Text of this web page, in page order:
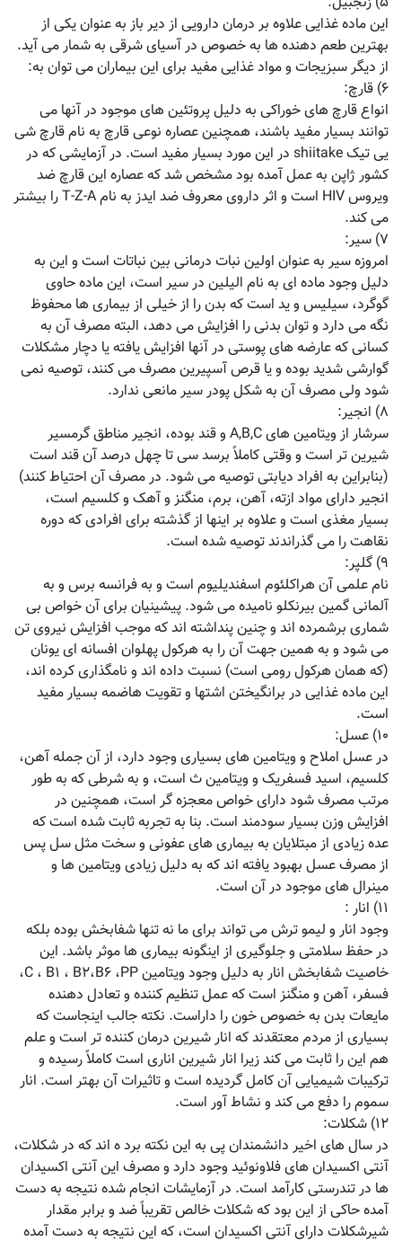
این ماده غذایی علاوه بر درمان دارویی از دیر باز به عنوان یکی از
بهترین طعم دهنده ها به خصوص در آسیای شرقی به شمار می آید.
از دیگر سبزیجات و مواد غذایی مفید برای این بیماران می توان به:
۶) قارچ:
انواع قارچ های خوراکی به دلیل پروتئین های موجود در آنها می
توانند بسیار مفید باشند، همچنین عصاره نوعی قارچ به نام قارچ شی
یی تیک shiitake در این مورد بسیار مفید است. در آزمایشی که در
کشور ژاپن به عمل آمده بود مشخص شد که عصاره این قارچ ضد
ویروس HIV است و اثر داروی معروف ضد ایدز به نام T-Z-A را بیشتر
می کند.
۷) سیر:
امروزه سیر به عنوان اولین نبات درمانی بین نباتات است و این به
دلیل وجود ماده ای به نام الیلین در سیر است، این ماده حاوی
گوگرد، سیلیس و ید است که بدن را از خیلی از بیماری ها محفوظ
نگه می دارد و توان بدنی را افزایش می دهد، البته مصرف آن به
کسانی که عارضه های پوستی در آنها افزایش یافته یا دچار مشکلات
گوارشی شدید بوده و یا قرص آسپیرین مصرف می کنند، توصیه نمی
شود ولی مصرف آن به شکل پودر سیر مانعی ندارد.
۸) انجیر:
سرشار از ویتامین های A,B,C و قند بوده، انجیر مناطق گرمسیر
شیرین تر است و وقتی کاملاً برسد سی تا چهل درصد آن قند است
(بنابراین به افراد دیابتی توصیه می شود. در مصرف آن احتیاط کنند)
انجیر دارای مواد ازته، آهن، برم، منگنز و آهک و کلسیم است،
بسیار مغذی است و علاوه بر اینها از گذشته برای افرادی که دوره
نقاهت را می گذراندند توصیه شده است.
۹) گلپر:
نام علمی آن هراکلئوم اسفندیلیوم است و به فرانسه برس و به
آلمانی گمین بیرنکلو نامیده می شود. پیشینیان برای آن خواص بی
شماری برشمرده اند و چنین پنداشته اند که موجب افزایش نیروی تن
می شود و به همین جهت آن را به هرکول پهلوان افسانه ای یونان
(که همان هرکول رومی است) نسبت داده اند و نامگذاری کرده اند،
این ماده غذایی در برانگیختن اشتها و تقویت هاضمه بسیار مفید
است.
۱۰) عسل:
در عسل املاح و ویتامین های بسیاری وجود دارد، از آن جمله آهن،
کلسیم، اسید فسفریک و ویتامین ث است، و به شرطی که به طور
مرتب مصرف شود دارای خواص معجزه گر است، همچنین در
افزایش وزن بسیار سودمند است. بنا به تجربه ثابت شده است که
عده زیادی از مبتلایان به بیماری های عفونی و سخت مثل سل پس
از مصرف عسل بهبود یافته اند که به دلیل زیادی ویتامین ها و
مینرال های موجود در آن است.
۱۱) انار :
وجود انار و لیمو ترش می تواند برای ما نه تنها شفابخش بوده بلکه
در حفظ سلامتی و جلوگیری از اینگونه بیماری ها موثر باشد. این
خاصیت شفابخش انار به دلیل وجود ویتامین C ، B۱ ، B۲،B۶ ،PP،
فسفر، آهن و منگنز است که عمل تنظیم کننده و تعادل دهنده
مایعات بدن به خصوص خون را داراست. نکته جالب اینجاست که
بسیاری از مردم معتقدند که انار شیرین درمان کننده تر است و علم
هم این را ثابت می کند زیرا انار شیرین اناری است کاملاً رسیده و
ترکیبات شیمیایی آن کامل گردیده است و تاثیرات آن بهتر است. انار
سموم را دفع می کند و نشاط آور است.
۱۲) شکلات:
در سال های اخیر دانشمندان پی به این نکته برد ه اند که در شکلات،
آنتی اکسیدان های فلاونوئید وجود دارد و مصرف این آنتی اکسیدان
ها در تندرستی کارآمد است. در آزمایشات انجام شده نتیجه به دست
آمده حاکی از این بود که شکلات خالص تقریباً ضد و برابر مقدار
شیرشکلات دارای آنتی اکسیدان است، که این نتیجه به دست آمده